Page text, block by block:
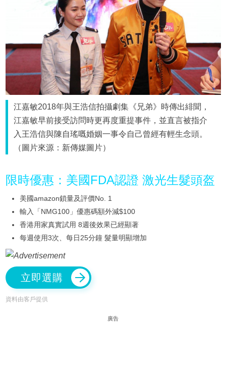
江嘉敏2018年與王浩信拍攝劇集《兄弟》時傳出緋聞，
江嘉敏早前接受訪問時更再度重提事件，並直言被指介
入王浩信與陳自瑤嘅婚姻一事令自己曾經有輕生念頭。
（圖片來源：新傳媒圖片）
限時優惠：美國FDA認證 激光生髮頭盔
美國amazon鎖量及評價No. 1
輸入「NMG100」優惠碼額外減$100
香港用家真實試用 8週後效果已經顯著
每週使用3次、每日25分鐘 髮量明顯增加
立即選購
資料由客戶提供
廣告